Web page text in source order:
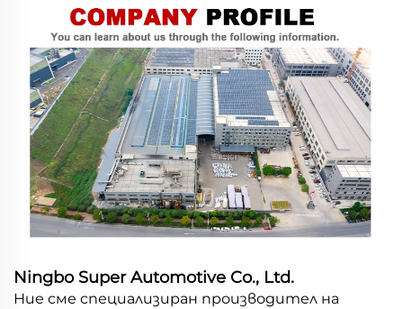
Ningbo Super Automotive Co., Ltd.
Ние сме специализиран производител на